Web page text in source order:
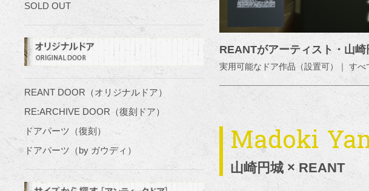
REANTがアーティスト・山
実用可能なドア作品（設置可）｜ す
Madoki
山崎円城 × REANT
SOLD OUT
REANT DOOR（オリジナルドア）
RE:ARCHIVE DOOR（復刻ドア）
ドアパーツ（復刻）
ドアパーツ（by ガウディ）